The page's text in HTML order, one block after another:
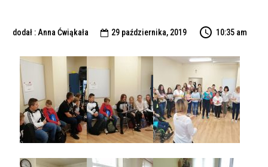
dodał : Anna Ćwiąkała  29 października, 2019 10:35 am